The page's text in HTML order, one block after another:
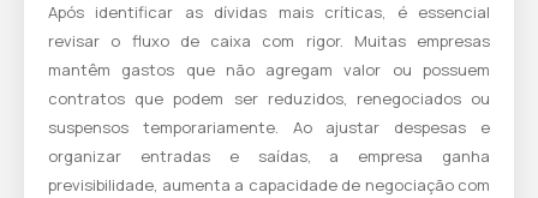
Após identificar as dívidas mais críticas, é essencial
revisar o fluxo de caixa com rigor. Muitas empresas
mantêm gastos que não agregam valor ou possuem
contratos que podem ser reduzidos, renegociados ou
suspensos temporariamente. Ao ajustar despesas e
organizar entradas e saídas, a empresa ganha
previsibilidade, aumenta a capacidade de negociação com